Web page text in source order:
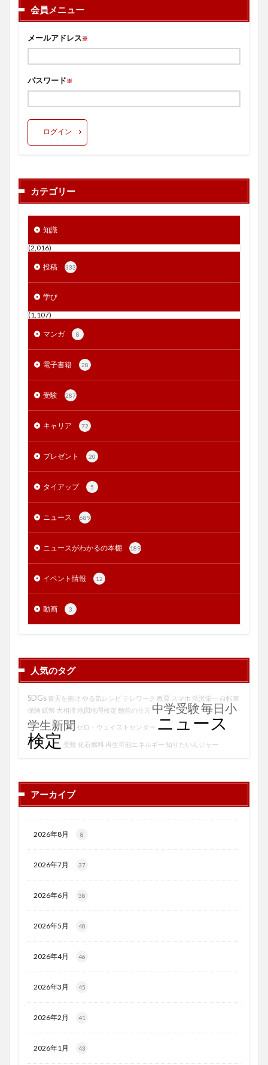
会員メニュー
メールアドレス※
パスワード※
ログイン
カテゴリー
知識
(2,016)
投稿 333
学び
(1,107)
マンガ 8
電子書籍 28
受験 287
キャリア 72
プレゼント 20
タイアップ 5
ニュース 689
ニュースがわかるの本棚 189
イベント情報 12
動画 3
人気のタグ
SDGs 青天を衝け やる気レシピ テレワーク 教育 スマホ 渋沢栄一 自転車
保険 紙幣 大相撲 地図地理検定 勉強の仕方 中学受験毎日小
学生新聞 ゼロ・ウェイストセンター ニュース
検定 受験 化石燃料 再生可能エネルギー 知りたいんジャー
アーカイブ
2026年8月 8
2026年7月 37
2026年6月 38
2026年5月 40
2026年4月 46
2026年3月 45
2026年2月 41
2026年1月 43